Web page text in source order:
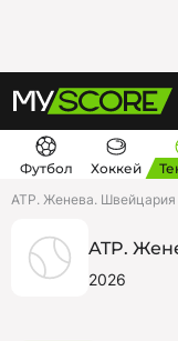
Футбол Хоккей
ATP. Женева.
ATP.
2026